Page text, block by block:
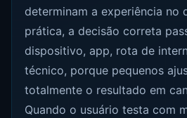
determinam a experiência no
prática, a decisão correta
dispositivo, app, rota de
técnico, porque pequenos
totalmente o resultado em
Quando o usuário testa com